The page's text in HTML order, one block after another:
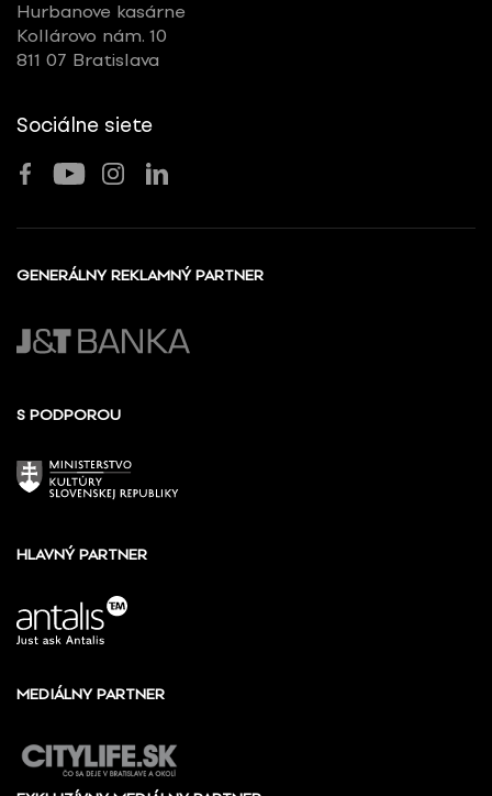
Hurbanove kasárne
Kollárovo nám. 10
811 07 Bratislava
Sociálne siete
GENERÁLNY REKLAMNÝ PARTNER
S PODPOROU
HLAVNÝ PARTNER
MEDIÁLNY PARTNER